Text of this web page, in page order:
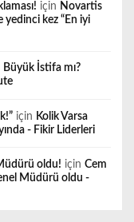
için Novartis
yedinci kez “En iyi
Büyük İstifa mı?
için Kolik Varsa
- Fikir Liderleri
oldu! için Cem
Müdürü oldu -